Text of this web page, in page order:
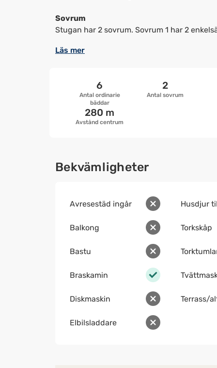
Sovrum
Stugan har 2 sovrum. Sovrum 1 har 2
Läs mer
Antal ordinarie
bäddar
6
Antal sovrum
2
Avstånd centrum
280 m
Bekvämligheter
Avresestäd ingår
Balkong
Bastu
Braskamin
Diskmaskin
Elbilsladdare
Husdjur
Torkskåp
Terrass/